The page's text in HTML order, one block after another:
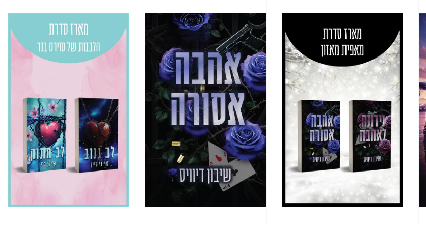
בלספר סיפור, שמעניק לקוראים יותר ממה שניתן לדמיין!
ובוריס – אין דברים כאלה! הם כמו מגנטים.
שהרגשתי כאילו זה סרט, ולא רציתי שזה יסתיים.
לצחוק, הוא יגרום לכם לבכות, וללא ספק הוא יגרום לכם להזדקק לכוס מים קרים.-
היחיד בעולם שמסוגל להתבונן פנימה לתוך נשמתך. זאת שמעולם לא מכחישה מה
אבל בכל זאת לא בורחת.
תפסתי אותה ברגע של חולשה. היא שתתה יותר מדי בלוויה של אחיה הגדול
האחים שלו היו במצוקה גדולה מדי, ולכן לא הבחינו בכך שהיא השתכרה. הלכתי
אמרה לי שהיא יכולה לראות את הרוצח שבעיניי, ולא מזירת האיגרוף. "הרגת
השינוי שחל בך לפני שנים. היית בן שבע־עשרה."
תחושת הבטן שלי אומרת לי שהאדם הראשון שהוא יצא אחריו תהיה נורה. היא גם
שלי. הדברים שהוא עלול לעשות לה, צורבים את מוחי במשך כל היום.
אותו לפני שיצליח להגיע אליה. הבעיה עם זאמיר היא שהוא רוח רפאים. הוא מופיע
לו.
לאפשר לשטן להשתלט עליי, איאלץ לאפשר לו. הדרך היחידה לגבור על הרוע
למדורה. זאמיר לימד אותי את זה.
להיות יותר סדיסט מהשטן עצמו, בלי שזה יגרום נזק לאדם שאתה אוהב יותר